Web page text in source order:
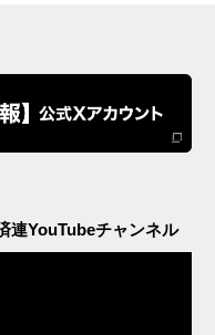
連YouTubeチャンネル